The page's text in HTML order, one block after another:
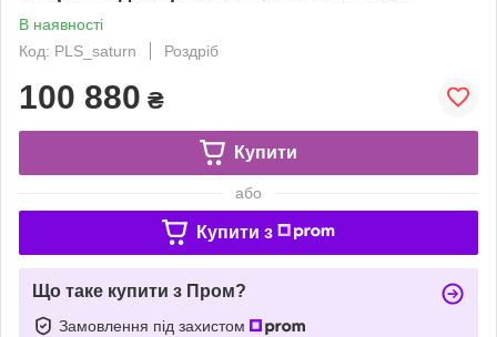
В наявності
Код: PLS_saturn
Роздріб
100 880 ₴
Купити
або
Купити з
Що таке купити з Пром?
Замовлення під захистом